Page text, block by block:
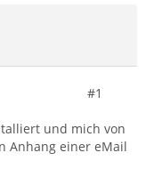
#1
und mich von
Anhang einer eMail